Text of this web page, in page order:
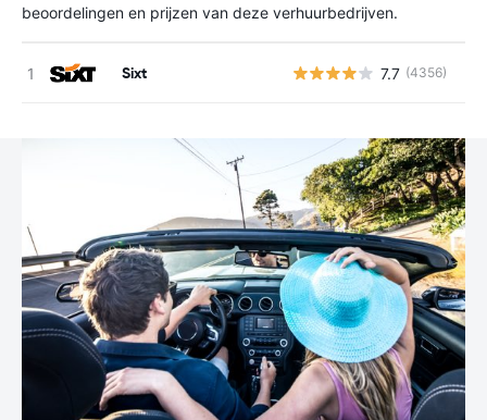
beoordelingen en prijzen van deze verhuurbedrijven.
Sixt 7.7 (4356)